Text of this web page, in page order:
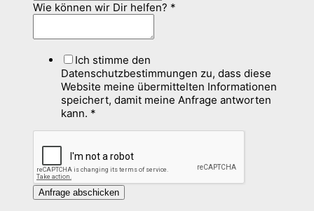
Wie können wir Dir helfen? *
Ich stimme den
Datenschutzbestimmungen zu, dass diese
Website meine übermittelten Informationen
speichert, damit meine Anfrage antworten
kann. *
Anfrage abschicken